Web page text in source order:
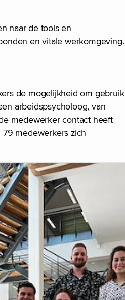
naar de tools en
en vitale werkomgeving.
de mogelijkheid om gebruik
arbeidspsycholoog, van
medewerker contact heeft
medewerkers zich